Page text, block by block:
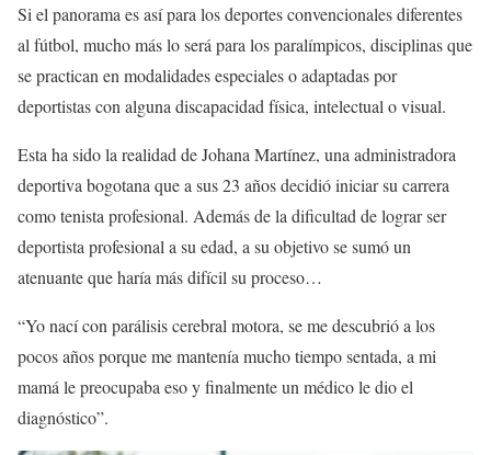
Si el panorama es así para los deportes convencionales diferentes
al fútbol, mucho más lo será para los paralímpicos, disciplinas que
se practican en modalidades especiales o adaptadas por
deportistas con alguna discapacidad física, intelectual o visual.
Esta ha sido la realidad de Johana Martínez, una administradora
deportiva bogotana que a sus 23 años decidió iniciar su carrera
como tenista profesional. Además de la dificultad de lograr ser
deportista profesional a su edad, a su objetivo se sumó un
atenuante que haría más difícil su proceso…
“Yo nací con parálisis cerebral motora, se me descubrió a los
pocos años porque me mantenía mucho tiempo sentada, a mi
mamá le preocupaba eso y finalmente un médico le dio el
diagnóstico”.